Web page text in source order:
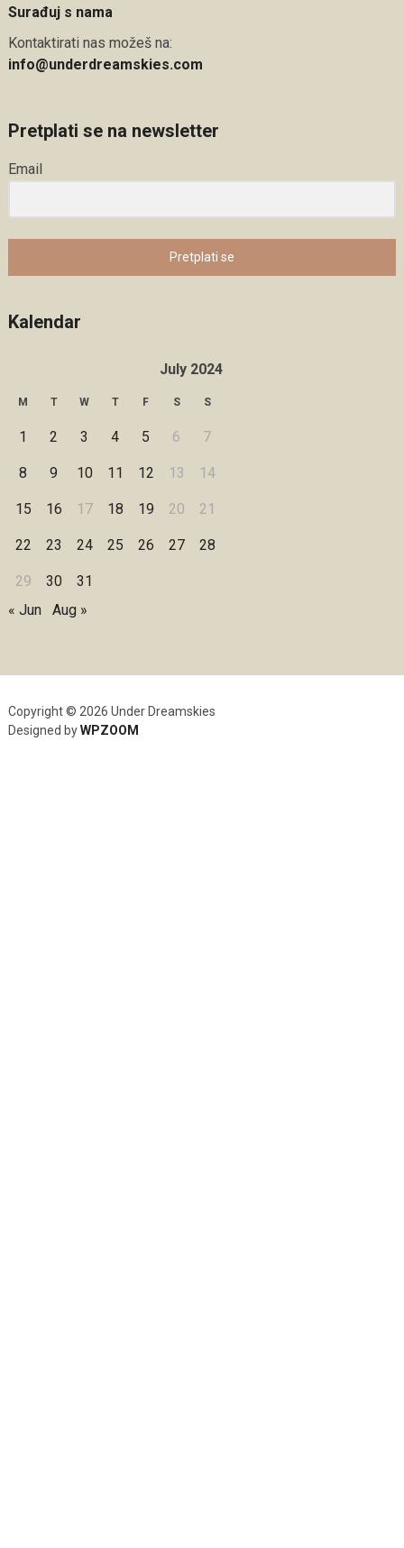
Surađuj s nama
Kontaktirati nas možeš na:
info@underdreamskies.com
Pretplati se na newsletter
Email
Pretplati se
Kalendar
July 2024
M T W T F S S
1 2 3 4 5 6 7
8 9 10 11 12 13 14
15 16 17 18 19 20 21
22 23 24 25 26 27 28
29 30
31
« Jun
Aug »
Copyright © 2026 Under Dreamskies
Designed byWPZOOM